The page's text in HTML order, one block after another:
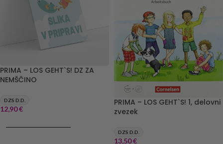
PRIMA – LOS GEHT`S! DZ ZA
NEMŠČINO
DZS D.D.
12,90€
PRIMA – LOS GEHT`S! 1, delovni
zvezek
DZS D.D.
13,50€